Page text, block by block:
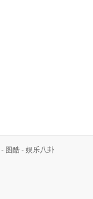
- 图酷 - 娱乐八卦